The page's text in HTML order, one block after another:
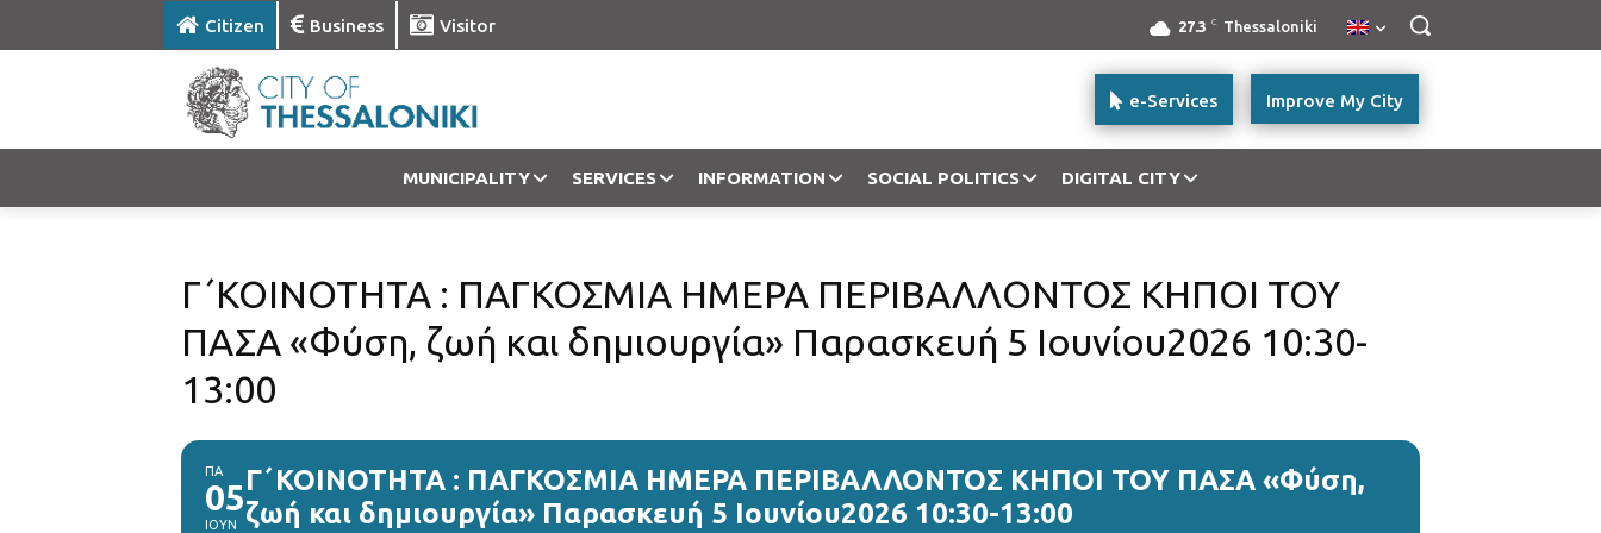
Citizen Business Visitor 27.3 C Thessaloniki
Improve My City
e-Services
MUNICIPALITY SERVICES INFORMATION SOCIAL POLITICS DIGITAL CITY
Γ΄ΚΟΙΝΟΤΗΤΑ : ΠΑΓΚΟΣΜΙΑ ΗΜΕΡΑ ΠΕΡΙΒΑΛΛΟΝΤΟΣ ΚΗΠΟΙ ΤΟΥ
ΠΑΣΑ «Φύση, ζωή και δημιουργία» Παρασκευή 5 Ιουνίου2026 10:30-
13:00
ΠΑ
05
ΙΟΥΝ
Γ΄ΚΟΙΝΟΤΗΤΑ : ΠΑΓΚΟΣΜΙΑ ΗΜΕΡΑ ΠΕΡΙΒΑΛΛΟΝΤΟΣ ΚΗΠΟΙ ΤΟΥ ΠΑΣΑ «Φύση,
ζωή και δημιουργία» Παρασκευή 5 Ιουνίου2026 10:30-13:00